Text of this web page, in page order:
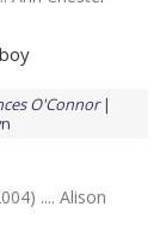
O'Connor
.... Alison